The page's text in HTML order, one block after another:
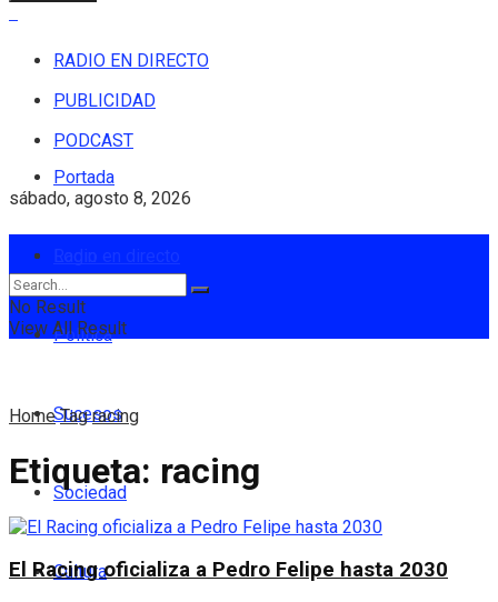
RADIO EN DIRECTO
PUBLICIDAD
PODCAST
sábado, agosto 8, 2026
Portada
Política
Sucesos
Sociedad
Cultura
No Result
View All Result
Home Tag racing
Etiqueta: racing
El Racing oficializa a Pedro Felipe hasta 2030